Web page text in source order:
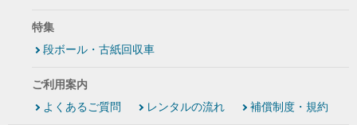
特集
段ボール・古紙回収車
ご利用案内
よくあるご質問
レンタルの流れ 補償制度・規約